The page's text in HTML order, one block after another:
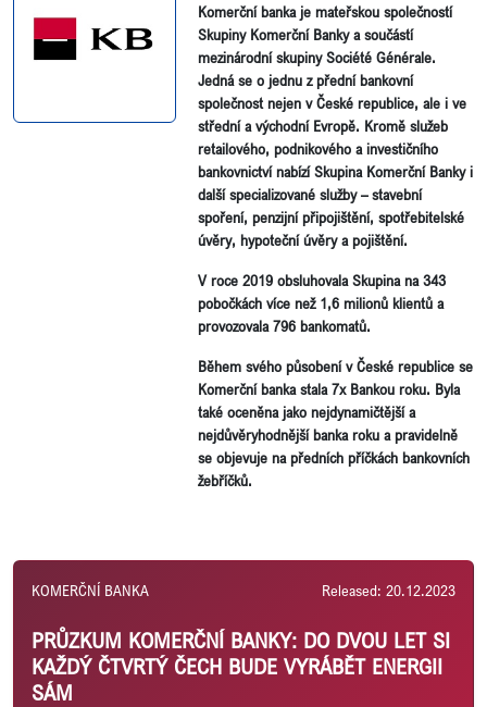
Komerční banka je mateřskou společností
Skupiny Komerční Banky a součástí
mezinárodní skupiny Société Générale.
Jedná se o jednu z přední bankovní
společnost nejen v České republice, ale i ve
střední a východní Evropě. Kromě služeb
retailového, podnikového a investičního
bankovnictví nabízí Skupina Komerční Banky i
další specializované služby – stavební
spoření, penzijní připojištění, spotřebitelské
úvěry, hypoteční úvěry a pojištění.
V roce 2019 obsluhovala Skupina na 343
pobočkách více než 1,6 milionů klientů a
provozovala 796 bankomatů.
Během svého působení v České republice se
Komerční banka stala 7x Bankou roku. Byla
také oceněna jako nejdynamičtější a
nejdůvěryhodnější banka roku a pravidelně
se objevuje na předních příčkách bankovních
žebříčků.
KOMERČNÍ BANKA Released: 20.12.2023
PRŮZKUM KOMERČNÍ BANKY: DO DVOU LET SI
KAŽDÝ ČTVRTÝ ČECH BUDE VYRÁBĚT ENERGII
SÁM